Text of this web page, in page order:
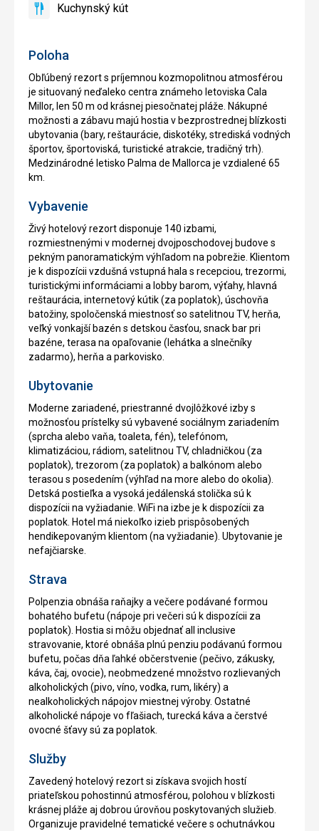
Poloha
Obľúbený rezort s príjemnou kozmopolitnou atmosférou
je situovaný neďaleko centra známeho letoviska Cala
Millor, len 50 m od krásnej piesočnatej pláže. Nákupné
možnosti a zábavu majú hostia v bezprostrednej blízkosti
ubytovania (bary, reštaurácie, diskotéky, strediská vodných
športov, športoviská, turistické atrakcie, tradičný trh).
Medzinárodné letisko Palma de Mallorca je vzdialené 65
km.
Vybavenie
Živý hotelový rezort disponuje 140 izbami,
rozmiestnenými v modernej dvojposchodovej budove s
pekným panoramatickým výhľadom na pobrežie. Klientom
je k dispozícii vzdušná vstupná hala s recepciou, trezormi,
turistickými informáciami a lobby barom, výťahy, hlavná
reštaurácia, internetový kútik (za poplatok), úschovňa
batožiny, spoločenská miestnosť so satelitnou TV, herňa,
veľký vonkajší bazén s detskou časťou, snack bar pri
bazéne, terasa na opaľovanie (lehátka a slnečníky
zadarmo), herňa a parkovisko.
Ubytovanie
Moderne zariadené, priestranné dvojlôžkové izby s
možnosťou prístelky sú vybavené sociálnym zariadením
(sprcha alebo vaňa, toaleta, fén), telefónom,
klimatizáciou, rádiom, satelitnou TV, chladničkou (za
poplatok), trezorom (za poplatok) a balkónom alebo
terasou s posedením (výhľad na more alebo do okolia).
Detská postieľka a vysoká jedálenská stolička sú k
dispozícii na vyžiadanie. WiFi na izbe je k dispozícii za
poplatok. Hotel má niekoľko izieb prispôsobených
hendikepovaným klientom (na vyžiadanie). Ubytovanie je
nefajčiarske.
Strava
Polpenzia obnáša raňajky a večere podávané formou
bohatého bufetu (nápoje pri večeri sú k dispozícii za
poplatok). Hostia si môžu objednať all inclusive
stravovanie, ktoré obnáša plnú penziu podávanú formou
bufetu, počas dňa ľahké občerstvenie (pečivo, zákusky,
káva, čaj, ovocie), neobmedzené množstvo rozlievaných
alkoholických (pivo, víno, vodka, rum, likéry) a
nealkoholických nápojov miestnej výroby. Ostatné
alkoholické nápoje vo fľašiach, turecká káva a čerstvé
ovocné šťavy sú za poplatok.
Služby
Zavedený hotelový rezort si získava svojich hostí
priateľskou pohostinnú atmosférou, polohou v blízkosti
krásnej pláže aj dobrou úrovňou poskytovaných služieb.
Organizuje pravidelné tematické večere s ochutnávkou
Kuchynský
Kuchynský kút
áno